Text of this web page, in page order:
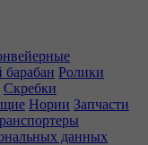
Ролики
Скребки
Нории Запчасти
данных